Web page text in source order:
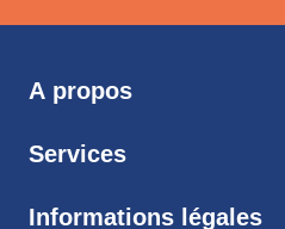
A propos
Services
Informations légales